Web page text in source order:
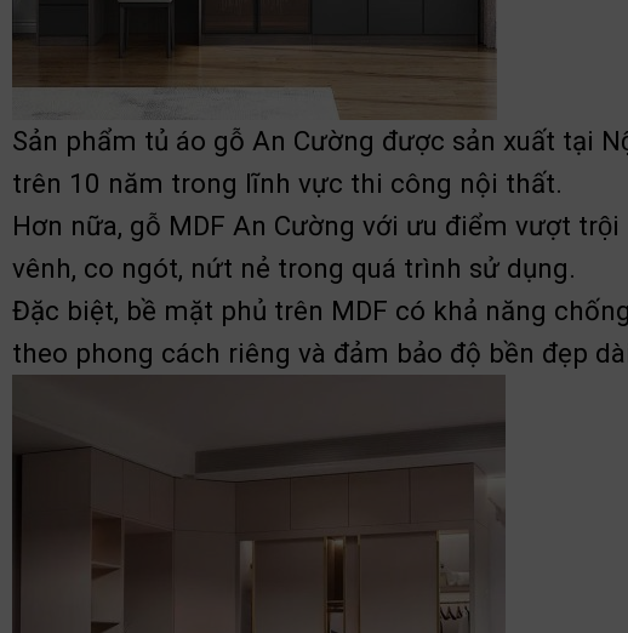
Sản phẩm tủ áo gỗ An Cường được sản xuất tại
trên 10 năm trong lĩnh vực thi công nội thất.
Hơn nữa, gỗ MDF An Cường với ưu điểm vượt
vênh, co ngót, nứt nẻ trong quá trình sử dụng.
Đặc biệt, bề mặt phủ trên MDF có khả năng
theo phong cách riêng và đảm bảo độ bền đẹp